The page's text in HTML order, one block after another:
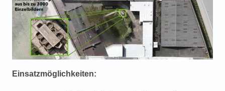
Einsatzmöglichkeiten: